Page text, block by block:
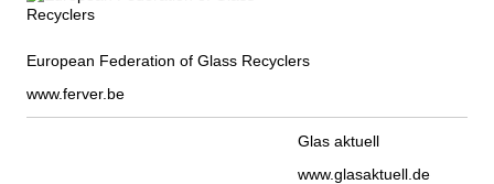
European Federation of Glass Recyclers
www.ferver.be
Glas aktuell
www.glasaktuell.de